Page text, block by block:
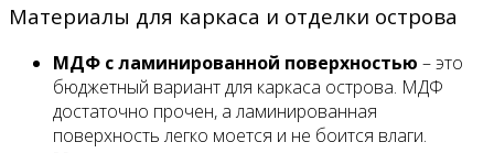
Материалы для каркаса и отделки острова
МДФ с ламинированной поверхностью – это
бюджетный вариант для каркаса острова. МДФ
достаточно прочен, а ламинированная
поверхность легко моется и не боится влаги.